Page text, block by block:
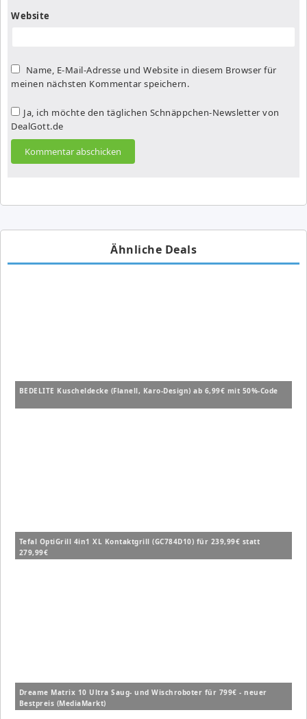
Website
Name, E-Mail-Adresse und Website in diesem Browser für
meinen nächsten Kommentar speichern.
Ja, ich möchte den täglichen Schnäppchen-Newsletter von
DealGott.de
Ähnliche Deals
BEDELITE Kuscheldecke (Flanell, Karo-Design) ab 6,99€ mit 50%-Code
Tefal OptiGrill 4in1 XL Kontaktgrill (GC784D10) für 239,99€ statt
279,99€
Dreame Matrix 10 Ultra Saug- und Wischroboter für 799€ - neuer
Bestpreis (MediaMarkt)